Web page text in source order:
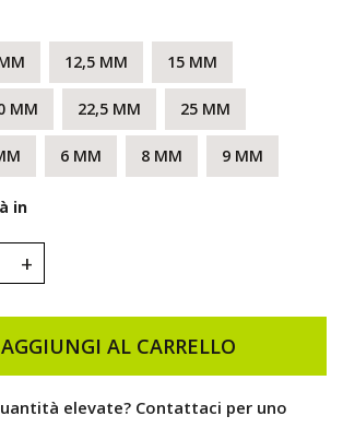
12,5 MM 15 MM
MM 22,5 MM 25 MM
6 MM 8 MM 9 MM
in
+
AGGIUNGI AL CARRELLO
elevate? Contattaci per uno